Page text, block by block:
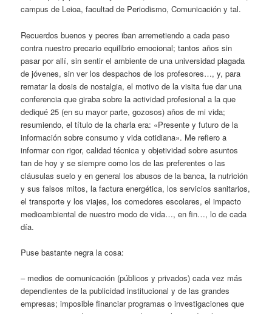
campus de Leioa, facultad de Periodismo, Comunicación y tal.
Recuerdos buenos y peores iban arremetiendo a cada paso
contra nuestro precario equilibrio emocional; tantos años sin
pasar por allí, sin sentir el ambiente de una universidad plagada
de jóvenes, sin ver los despachos de los profesores…, y, para
rematar la dosis de nostalgia, el motivo de la visita fue dar una
conferencia que giraba sobre la actividad profesional a la que
dediqué 25 (en su mayor parte, gozosos) años de mi vida;
resumiendo, el título de la charla era: «Presente y futuro de la
información sobre consumo y vida cotidiana». Me refiero a
informar con rigor, calidad técnica y objetividad sobre asuntos
tan de hoy y se siempre como los de las preferentes o las
cláusulas suelo y en general los abusos de la banca, la nutrición
y sus falsos mitos, la factura energética, los servicios sanitarios,
el transporte y los viajes, los comedores escolares, el impacto
medioambiental de nuestro modo de vida…, en fin…, lo de cada
día.
Puse bastante negra la cosa:
– medios de comunicación (públicos y privados) cada vez más
dependientes de la publicidad institucional y de las grandes
empresas; imposible financiar programas o investigaciones que